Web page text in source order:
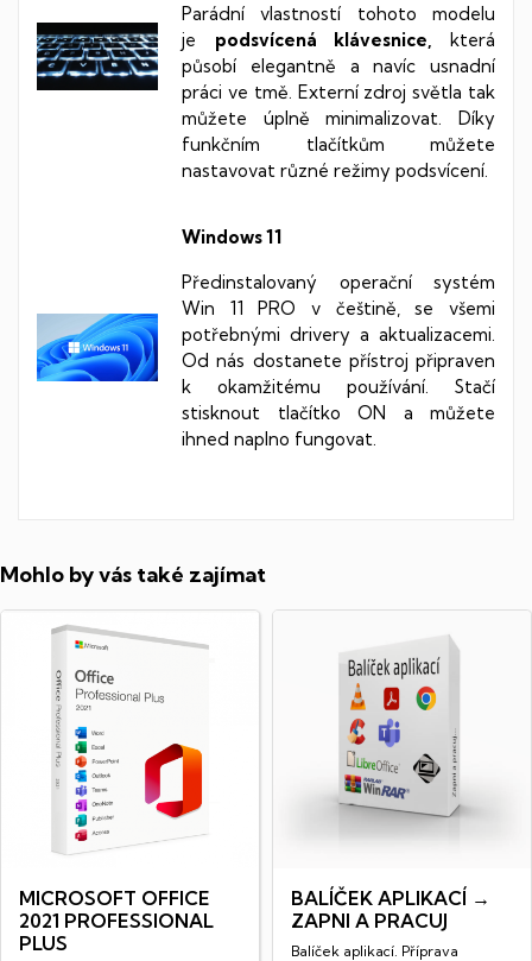
Parádní vlastností tohoto modelu
je podsvícená klávesnice,která
působí elegantně a navíc usnadní
práci ve tmě. Externí zdroj světla tak
můžete úplně minimalizovat. Díky
funkčním tlačítkům můžete
nastavovat různé režimy podsvícení.
Windows 11
Předinstalovaný operační systém
Win 11 PRO v češtině, se všemi
potřebnými drivery a aktualizacemi.
Od nás dostanete přístroj připraven
k okamžitému používání. Stačí
stisknout tlačítko ON a můžete
ihned naplno fungovat.
Mohlo by vás také zajímat
MICROSOFT OFFICE
2021 PROFESSIONAL
PLUS
BALÍČEK APLIKACÍ →
ZAPNI A PRACUJ
Balíček aplikací. Příprava